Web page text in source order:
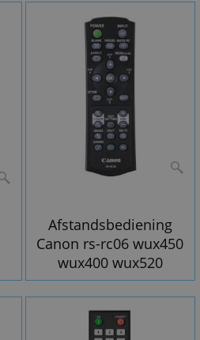
Afstandsbediening
Canon rs-rc06 wux450
wux400 wux520